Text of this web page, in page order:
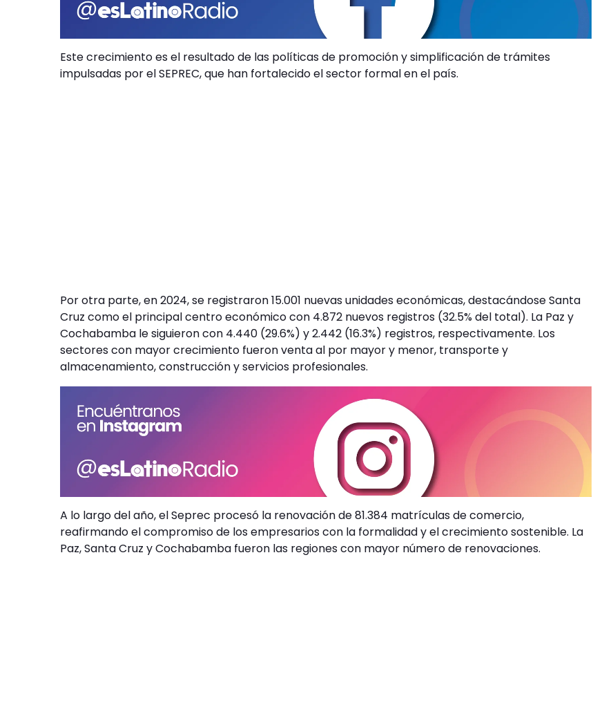
Este crecimiento es el resultado de las políticas de promoción y simplificación de trámites
impulsadas por el SEPREC, que han fortalecido el sector formal en el país.
Por otra parte, en 2024, se registraron 15.001 nuevas unidades económicas, destacándose Santa
Cruz como el principal centro económico con 4.872 nuevos registros (32.5% del total). La Paz y
Cochabamba le siguieron con 4.440 (29.6%) y 2.442 (16.3%) registros, respectivamente. Los
sectores con mayor crecimiento fueron venta al por mayor y menor, transporte y
almacenamiento, construcción y servicios profesionales.
A lo largo del año, el Seprec procesó la renovación de 81.384 matrículas de comercio,
reafirmando el compromiso de los empresarios con la formalidad y el crecimiento sostenible. La
Paz, Santa Cruz y Cochabamba fueron las regiones con mayor número de renovaciones.